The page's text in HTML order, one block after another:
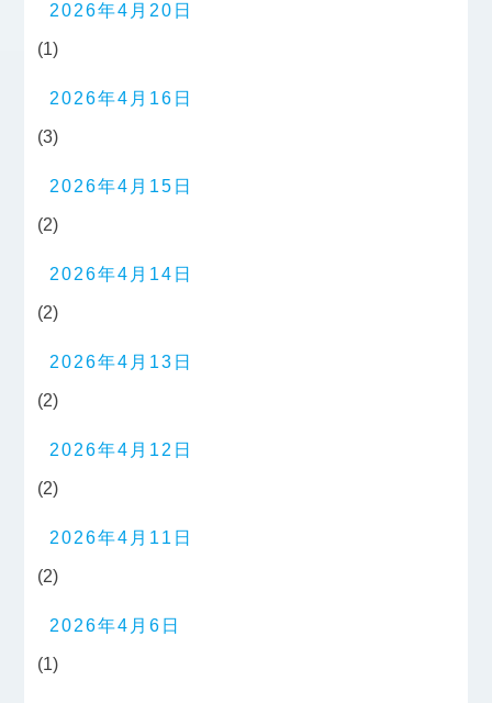
2026年4月20日
(1)
2026年4月16日
(3)
2026年4月15日
(2)
2026年4月14日
(2)
2026年4月13日
(2)
2026年4月12日
(2)
2026年4月11日
(2)
2026年4月6日
(1)